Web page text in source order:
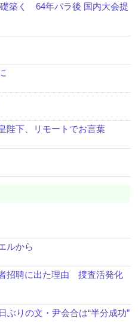
築く 64年パラ後 国内大会提
陛下、リモートでお言葉
ルから
招聘に出た理由 捜査活発化
ぶりの文・尹会合は“半分成功”